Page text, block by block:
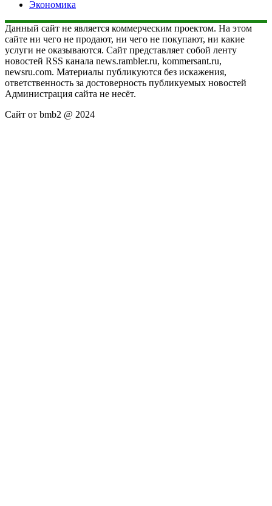
Экономика
Данный сайт не является коммерческим проектом. На этом
сайте ни чего не продают, ни чего не покупают, ни какие
услуги не оказываются. Сайт представляет собой ленту
новостей RSS канала news.rambler.ru, kommersant.ru,
newsru.com. Материалы публикуются без искажения,
ответственность за достоверность публикуемых новостей
Администрация сайта не несёт.
Сайт от bmb2 @ 2024